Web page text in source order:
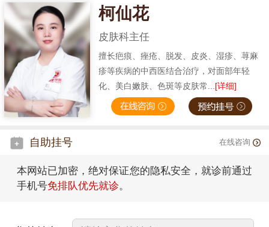
柯仙花
皮肤科主任
擅长疤痕、痤疮、脱发、皮炎、湿疹、荨麻
疹等疾病的中西医结合治疗，对面部年轻
化、美白嫩肤、色斑等皮肤常...[详细]
自助挂号 在线咨询
本网站已加密，绝对保证您的隐私安全，就诊前通过
手机号免排队优先就诊。